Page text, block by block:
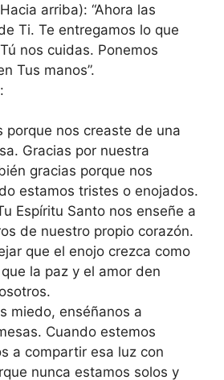
arriba): “Ahora las
Ti. Te entregamos lo que
nos cuidas. Ponemos
Tus manos”.
porque nos creaste de una
Gracias por nuestra
gracias porque nos
estamos tristes o enojados.
Espíritu Santo nos enseñe a
de nuestro propio corazón.
que el enojo crezca como
la paz y el amor den
miedo, enséñanos a
Cuando estemos
a compartir esa luz con
nunca estamos solos y